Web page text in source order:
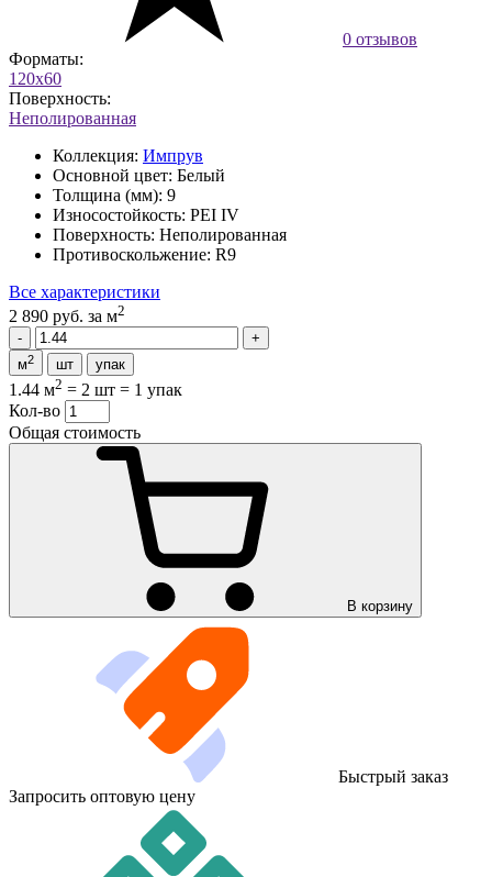
0 отзывов
Форматы:
120x60
Поверхность:
Неполированная
Коллекция: Импрув
Основной цвет: Белый
Толщина (мм): 9
Износостойкость: PEI IV
Поверхность: Неполированная
Противоскольжение: R9
Все характеристики
2 890 руб. за м2
м2 шт упак
1.44 м2 = 2 шт = 1 упак
Кол-во
Общая стоимость
В корзину
Быстрый заказ
Запросить оптовую цену